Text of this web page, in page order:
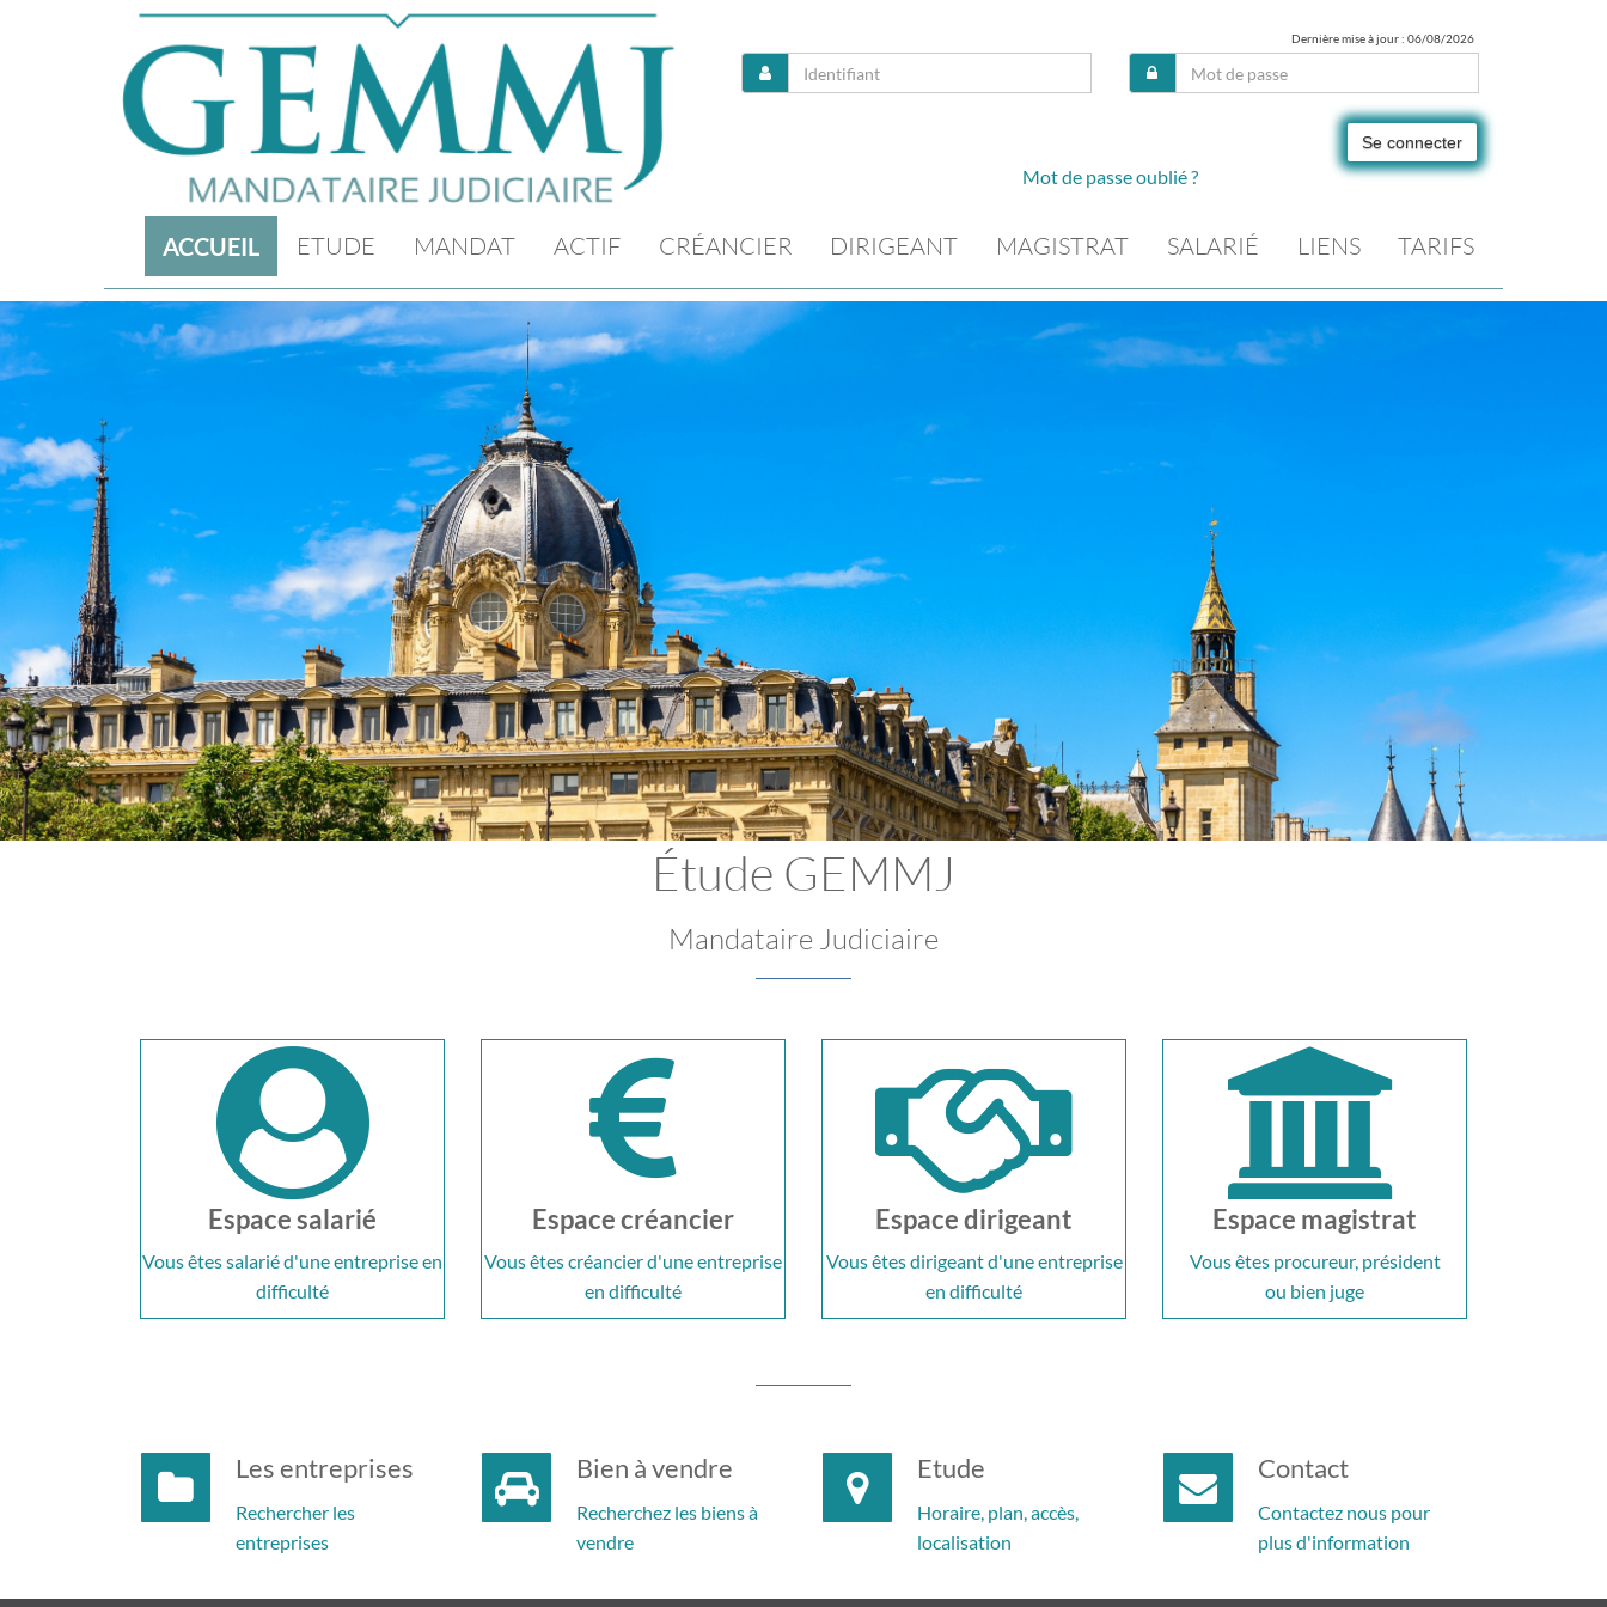
Dernière mise à jour : 06/08/2026
Se connecter
Mot de passe oublié ?
ACCUEIL ETUDE MANDAT ACTIF CRÉANCIER DIRIGEANT MAGISTRAT SALARIÉ LIENS TARIFS
Étude GEMMJ
Mandataire Judiciaire
Espace salarié
Vous êtes salarié d'une entreprise en
difficulté
Espace créancier
Vous êtes créancier d'une entreprise
en difficulté
Espace dirigeant
Vous êtes dirigeant d'une entreprise
en difficulté
Espace magistrat
Vous êtes procureur, président
ou bien juge
Les entreprises
Rechercher les
entreprises
Bien à vendre
Recherchez les biens à
vendre
Etude
Horaire, plan, accès,
localisation
Contact
Contactez nous pour
plus d'information